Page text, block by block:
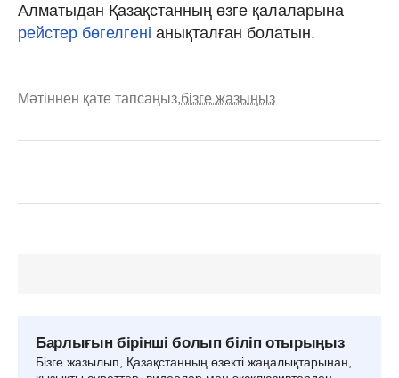
Алматыдан Қазақстанның өзге қалаларына
рейстер бөгелгені анықталған болатын.
Мәтіннен қате тапсаңыз,бізге жазыңыз
Барлығын бірінші болып біліп отырыңыз
Бізге жазылып, Қазақстанның өзекті жаңалықтарынан,